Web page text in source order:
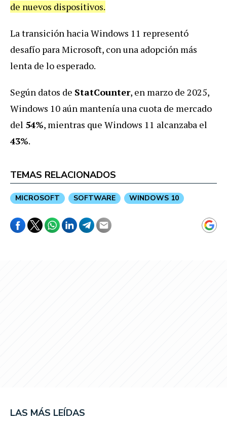
de nuevos dispositivos.
La transición hacia Windows 11 representó
desafío para Microsoft, con una adopción más
lenta de lo esperado.
Según datos de StatCounter, en marzo de 2025,
Windows 10 aún mantenía una cuota de mercado
del 54%, mientras que Windows 11 alcanzaba el
43%.
TEMAS RELACIONADOS
MICROSOFT SOFTWARE WINDOWS 10
LAS MÁS LEÍDAS